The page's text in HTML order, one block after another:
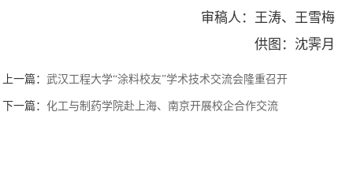
审稿人：王涛、王雪梅
供图：沈霁月
上一篇：武汉工程大学“涂料校友”学术技术交流会隆重召开
下一篇：化工与制药学院赴上海、南京开展校企合作交流